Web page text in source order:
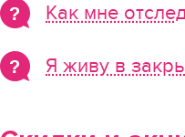
Как мне
Я живу в